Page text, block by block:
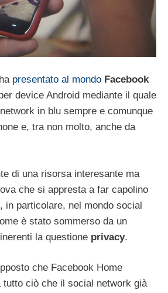
ha presentato al mondo Facebook
device Android mediante il quale
in blu sempre e comunque
e, tra non molto, anche da
di una risorsa interesante ma
che si appresta a far capolino
in particolare, nel mondo social
è stato sommerso da un
inerenti la questione privacy.
che Facebook Home
tutto ciò che il social network già